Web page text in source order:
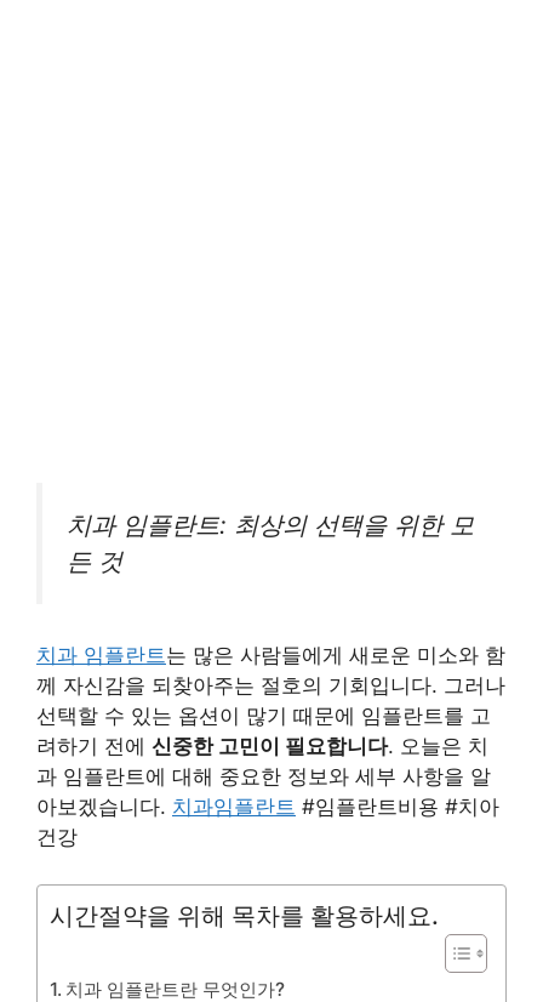
치과 임플란트: 최상의 선택을 위한 모
든 것
치과 임플란트는 많은 사람들에게 새로운 미소와 함
께 자신감을 되찾아주는 절호의 기회입니다. 그러나
선택할 수 있는 옵션이 많기 때문에 임플란트를 고
려하기 전에 신중한 고민이 필요합니다. 오늘은 치
과 임플란트에 대해 중요한 정보와 세부 사항을 알
아보겠습니다. 치과임플란트 #임플란트비용 #치아
건강
시간절약을 위해 목차를 활용하세요.
치과 임플란트란 무엇인가?